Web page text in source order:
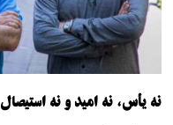
نه یأس، نه امید و نه استیصال